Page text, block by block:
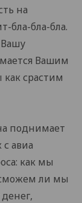
на
бла-бла-бла.
Вашим
срастим
поднимает
авиа
как мы
ли мы